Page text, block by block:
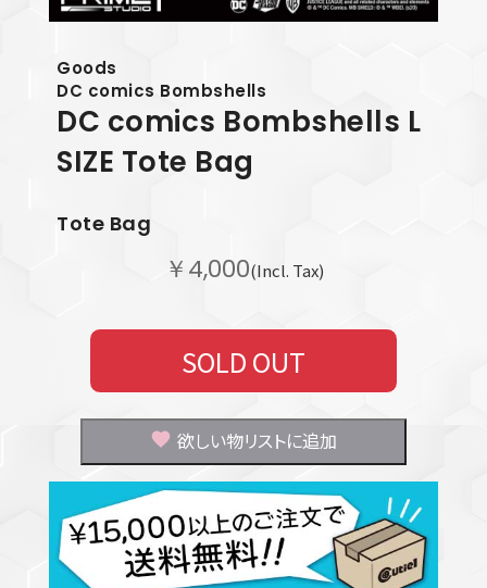
Goods
DC comics Bombshells
DC comics Bombshells L
SIZE Tote Bag
Tote Bag
￥4,000(Incl. Tax)
SOLD OUT
欲しい物リストに追加